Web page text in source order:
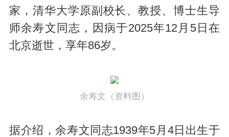
家，清华大学原副校长、教授、博士生导
师余寿文同志，因病于2025年12月5日在
北京逝世，享年86岁。
余寿文（资料图）
据介绍，余寿文同志1939年5月4日出生于